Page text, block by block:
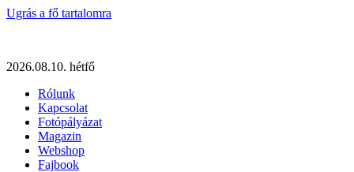
Ugrás a fő tartalomra
2026.08.10. hétfő
Rólunk
Kapcsolat
Fotópályázat
Magazin
Webshop
Fajbook